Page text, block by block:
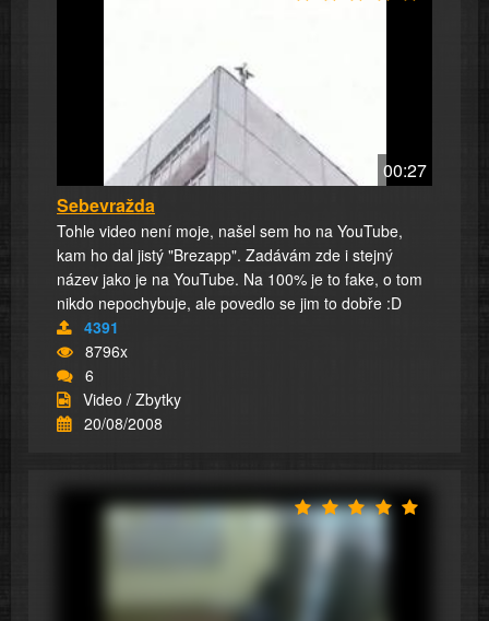
00:27
Sebevražda
Tohle video není moje, našel sem ho na YouTube,
kam ho dal jistý "Brezapp". Zadávám zde i stejný
název jako je na YouTube. Na 100% je to fake, o tom
nikdo nepochybuje, ale povedlo se jim to dobře :D
4391
8796x
6
Video / Zbytky
20/08/2008